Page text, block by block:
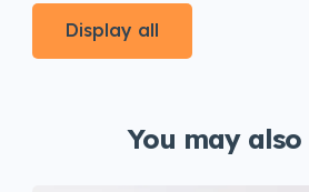
Display all
You may also